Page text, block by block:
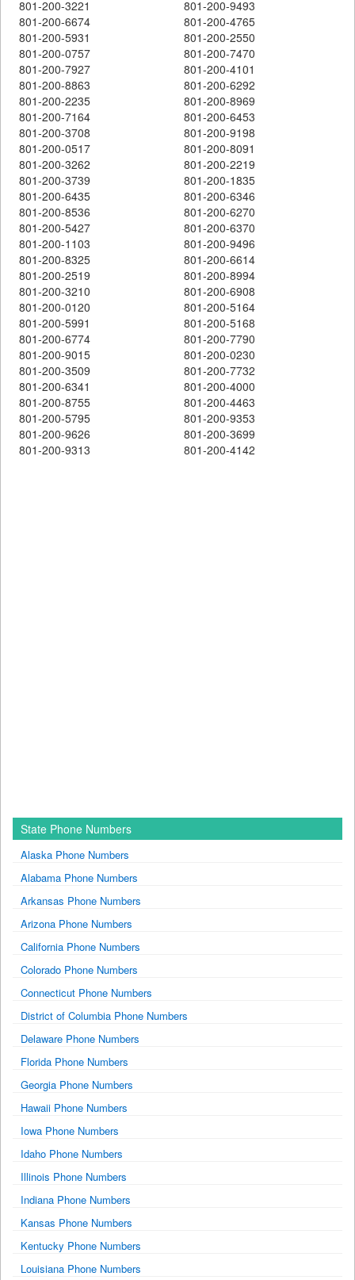
801-200-3221
801-200-9493
801-200-6674
801-200-4765
801-200-5931
801-200-2550
801-200-0757
801-200-7470
801-200-7927
801-200-4101
801-200-8863
801-200-6292
801-200-2235
801-200-8969
801-200-7164
801-200-6453
801-200-3708
801-200-9198
801-200-0517
801-200-8091
801-200-3262
801-200-2219
801-200-3739
801-200-1835
801-200-6435
801-200-6346
801-200-8536
801-200-6270
801-200-5427
801-200-6370
801-200-1103
801-200-9496
801-200-8325
801-200-6614
801-200-2519
801-200-8994
801-200-3210
801-200-6908
801-200-0120
801-200-5164
801-200-5991
801-200-5168
801-200-6774
801-200-7790
801-200-9015
801-200-0230
801-200-3509
801-200-7732
801-200-6341
801-200-4000
801-200-8755
801-200-4463
801-200-5795
801-200-9353
801-200-9626
801-200-3699
801-200-9313
801-200-4142
State Phone Numbers
Alaska Phone Numbers
Alabama Phone Numbers
Arkansas Phone Numbers
Arizona Phone Numbers
California Phone Numbers
Colorado Phone Numbers
Connecticut Phone Numbers
District of Columbia Phone Numbers
Delaware Phone Numbers
Florida Phone Numbers
Georgia Phone Numbers
Hawaii Phone Numbers
Iowa Phone Numbers
Idaho Phone Numbers
Illinois Phone Numbers
Indiana Phone Numbers
Kansas Phone Numbers
Kentucky Phone Numbers
Louisiana Phone Numbers